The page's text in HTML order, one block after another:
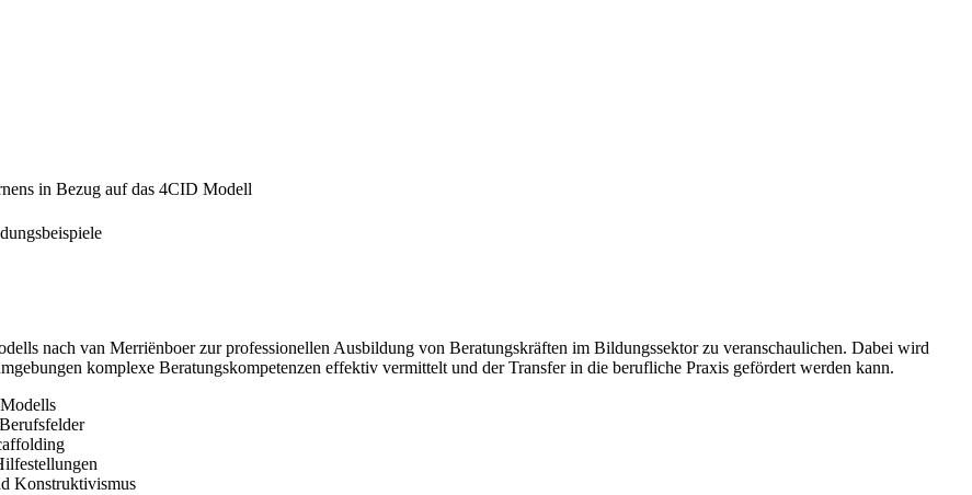
in Bezug auf das 4CID Modell
nach van Merriënboer zur professionellen Ausbildung von Beratungskräften im Bildungssektor zu veranschaulichen. Dabei wird
komplexe Beratungskompetenzen effektiv vermittelt und der Transfer in die berufliche Praxis gefördert werden kann.
Konstruktivismus